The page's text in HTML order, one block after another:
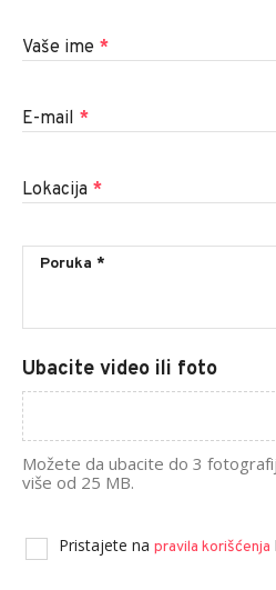
Vaše ime *
E-mail *
Lokacija *
Ubacite video ili foto
Možete da ubacite do 3
više od 25 MB.
Pristajete na pravila korišćenja